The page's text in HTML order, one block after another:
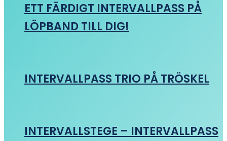
ETT FÄRDIGT INTERVALLPASS PÅ
LÖPBAND TILL DIG!
INTERVALLPASS TRIO PÅ TRÖSKEL
INTERVALLSTEGE – INTERVALLPASS